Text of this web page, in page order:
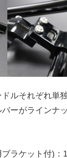
ルそれぞれ単
ーがラインナ
ラケット付)：